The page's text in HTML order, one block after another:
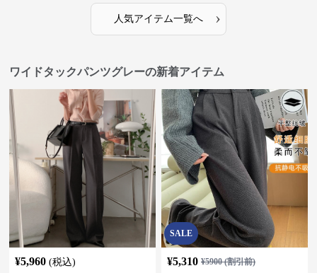
人気アイテム一覧へ ›
ワイドタックパンツグレーの新着アイテム
¥5,960 (税込)
SALE
¥5,310 ¥5900(割引前)